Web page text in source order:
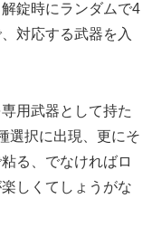
錠時にランダムで4
対応する武器を入
用武器として持た
選択に出現、更にそ
る、でなければロ
しくてしょうがな